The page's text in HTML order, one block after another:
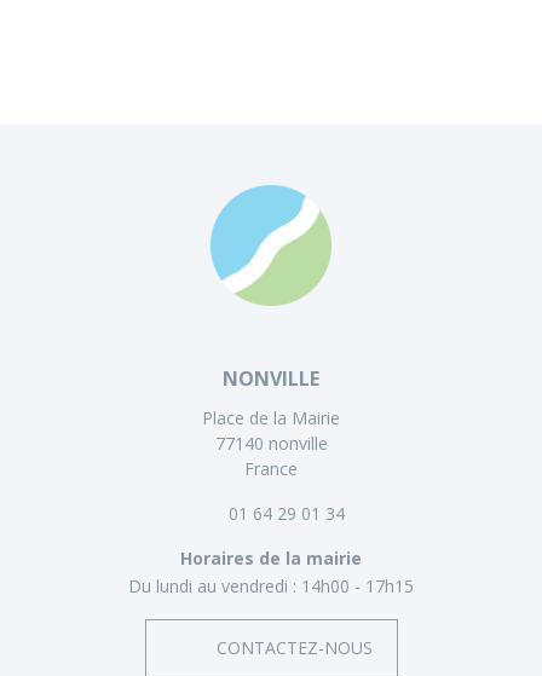
NONVILLE
Place de la Mairie
77140 nonville
France
01 64 29 01 34
Horaires de la mairie
Du lundi au vendredi : 14h00 - 17h15
CONTACTEZ-NOUS